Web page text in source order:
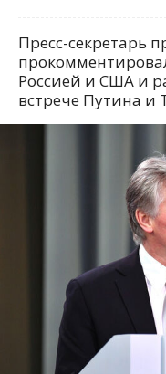
Пресс-секретарь
Россией и США и
встрече Путина и